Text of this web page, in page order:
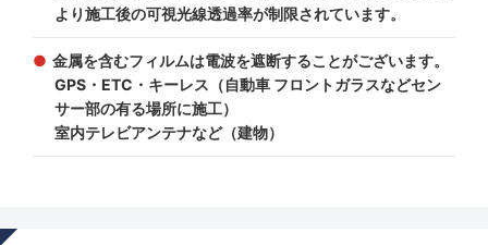
より施工後の可視光線透過率が制限されています。
金属を含むフィルムは電波を遮断することがございます。
GPS・ETC・キーレス（自動車 フロントガラスなどセン
サー部の有る場所に施工）
室内テレビアンテナなど（建物）